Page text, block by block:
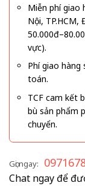
Miễn phí giao
Nội, TP.HCM,
vực).
Phí giao
toán.
TCF cam kết
bù sản phẩm
chuyển.
Gọi ngay:
Chat ngay để